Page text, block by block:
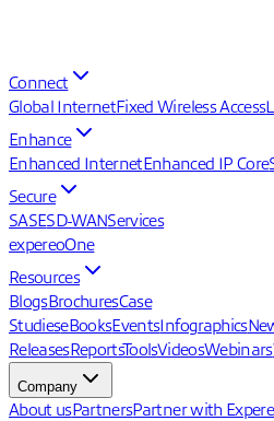
Connect
Global InternetFixed Wireless Access
Enhance
Enhanced InternetEnhanced IP Core
Secure
SASESD-WANServices
expereoOne
Resources
BlogsBrochuresCase
StudieseBooksEventsInfographics
ReleasesReportsToolsVideosWebinars
Company
About usPartnersPartner with